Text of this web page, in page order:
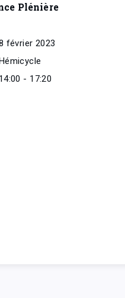
Plénière
février 2023
14:00 - 17:20